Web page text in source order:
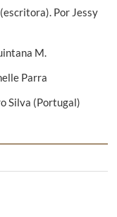
Por Jessy
M.
Parra
Silva (Portugal)